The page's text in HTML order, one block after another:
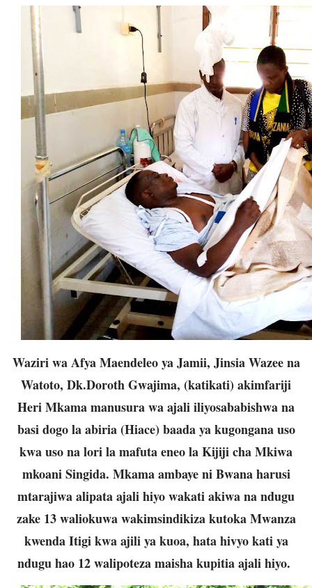
Waziri wa Afya Maendeleo ya Jamii, Jinsia Wazee na
Watoto, Dk.Doroth Gwajima, (katikati) akimfariji
Heri Mkama manusura wa ajali iliyosababishwa na
basi dogo la abiria (Hiace) baada ya kugongana uso
kwa uso na lori la mafuta eneo la Kijiji cha Mkiwa
mkoani Singida. Mkama ambaye ni Bwana harusi
mtarajiwa alipata ajali hiyo wakati akiwa na ndugu
zake 13 waliokuwa wakimsindikiza kutoka Mwanza
kwenda Itigi kwa ajili ya kuoa, hata hivyo kati ya
ndugu hao 12 walipoteza maisha kupitia ajali hiyo.